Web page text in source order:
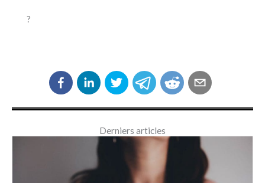
?
Derniers articles